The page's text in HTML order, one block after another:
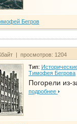
Бегров
| просмотров: 1204
Тип:
Тимофея Бегрова
Погорели из-
подробнее